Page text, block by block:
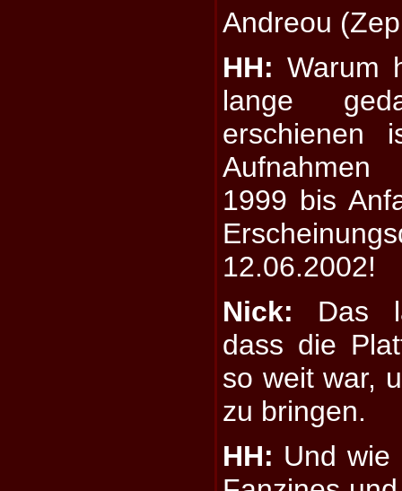
Andreou
HH: Warum
lange
erschienen
1999 bis
12.06.2002!
Nick: Das
dass die
so weit war,
zu bringen.
HH: Und wie